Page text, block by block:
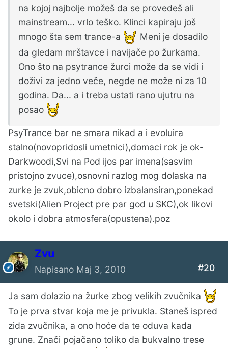
na kojoj najbolje možeš da se provedeš ali
mainstream... vrlo teško. Klinci kapiraju još
mnogo šta sem trance-a
Meni je dosadilo
da gledam mrštavce i navijače po žurkama.
Ono što na psytrance žurci može da se vidi i
doživi za jedno veče, negde ne može ni za 10
godina. Da... a i treba ustati rano ujutru na
posao
PsyTrance bar ne smara nikad a i evoluira
stalno(novopridosli umetnici),domaci rok je ok-
Darkwoodi,Svi na Pod ijos par imena(sasvim
pristojno zvuce),osnovni razlog mog dolaska na
zurke je zvuk,obicno dobro izbalansiran,ponekad
svetski(Alien Project pre par god u SKC),ok likovi
okolo i dobra atmosfera(opustena).poz
Zvu
Napisano Maj 3, 2010 #20
Ja sam dolazio na žurke zbog velikih zvučnika
To je prva stvar koja me je privukla. Staneš ispred
zida zvučnika, a ono hoće da te oduva kada
grune. Znači pojačano toliko da bukvalno trese